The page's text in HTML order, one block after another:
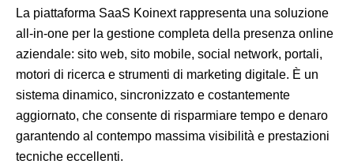
La piattaforma SaaS Koinext rappresenta una soluzione
all-in-one per la gestione completa della presenza online
aziendale: sito web, sito mobile, social network, portali,
motori di ricerca e strumenti di marketing digitale. È un
sistema dinamico, sincronizzato e costantemente
aggiornato, che consente di risparmiare tempo e denaro
garantendo al contempo massima visibilità e prestazioni
tecniche eccellenti.